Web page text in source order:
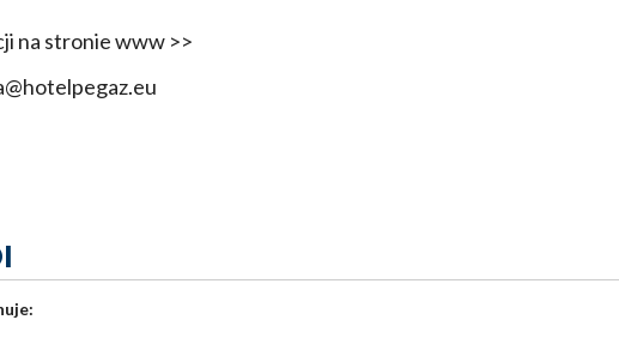
na stronie www >>